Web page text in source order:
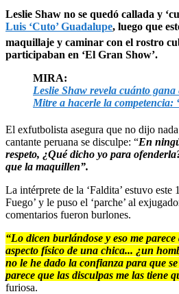
Leslie Shaw no se quedó callada y
Luis ‘Cuto’ Guadalupe, luego que
maquillaje y caminar con el rostro
participaban en ‘El Gran Show’.
MIRA:
Leslie Shaw revela cuánto
Mitre a hacerle la competencia:
El exfutbolista asegura que no dijo
cantante peruana se disculpe: “En
respeto, ¿Qué dicho yo para
que la maquillen”.
La intérprete de la ‘Faldita’ estuvo
Fuego’ y le puso el ‘parche’ al
comentarios fueron burlones.
“Lo dicen burlándose y eso me
aspecto físico de una chica... ¿un
no le he dado la confianza para que
parece que las disculpas me las tiene
furiosa.